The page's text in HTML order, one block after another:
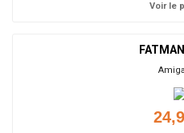
Voir le
Amiga